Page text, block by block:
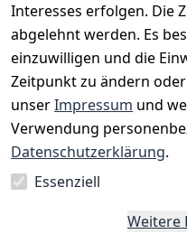
Interesses erfolgen. Die
abgelehnt werden. Es
einzuwilligen und die
Zeitpunkt zu ändern
unserImpressum und
Verwendung
Datenschutzerklärung.
Essenziell
Weitere
Rechtliches
AGB
Impressum
Datenschutze
rklärung
Barrierefreihe
Services
Kontakt
Registrieren
Katalog